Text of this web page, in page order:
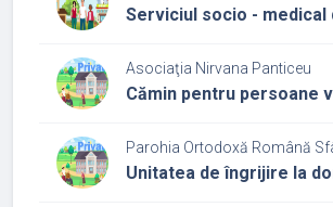
Serviciul socio -
Asociaţia Nirvana Panticeu
Cămin pentru persoane
Parohia Ortodoxă Română
Unitatea de îngrijire la